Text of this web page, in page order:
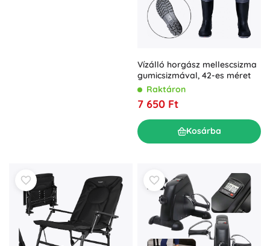
Vízálló horgász mellescsizma
gumicsizmával, 42-es méret
Raktáron
7 650 Ft
Kosárba